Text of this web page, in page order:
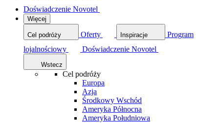
Doświadczenie Novotel
Więcej
Cel podróży Oferty Inspiracje
Program
lojalnościowy
Doświadczenie Novotel
Wstecz
Cel podróży
Europa
Azja
Środkowy Wschód
Ameryka Północna
Ameryka Południowa